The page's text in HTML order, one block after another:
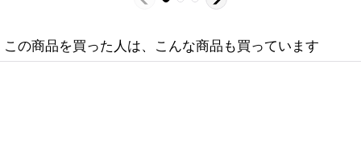
この商品を買った人は、こんな商品も買っています